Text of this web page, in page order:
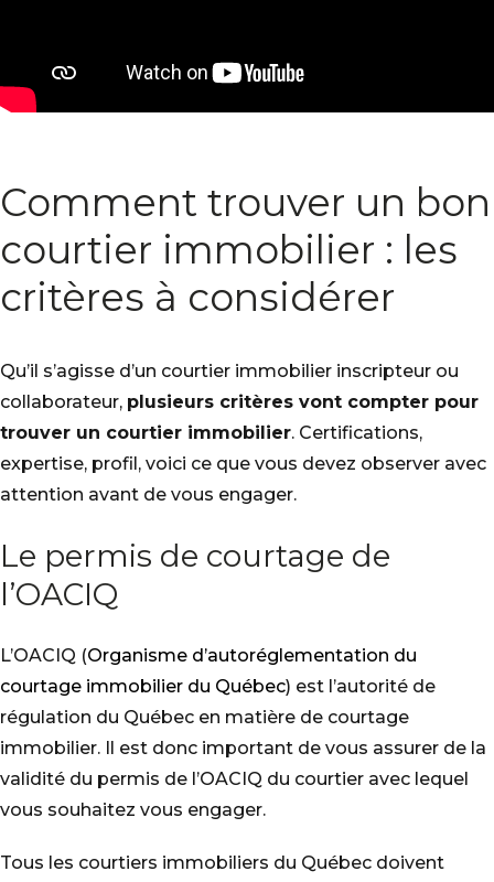
Comment trouver un bon
courtier immobilier : les
critères à considérer
Qu’il s’agisse d’un courtier immobilier inscripteur ou
collaborateur, plusieurs critères vont compter pour
trouver un courtier immobilier. Certifications,
expertise, profil, voici ce que vous devez observer avec
attention avant de vous engager.
Le permis de courtage de
l’OACIQ
L’OACIQ (Organisme d’autoréglementation du
courtage immobilier du Québec) est l’autorité de
régulation du Québec en matière de courtage
immobilier. Il est donc important de vous assurer de la
validité du permis de l’OACIQ du courtier avec lequel
vous souhaitez vous engager.
Tous les courtiers immobiliers du Québec doivent